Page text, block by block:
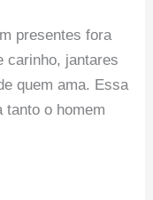
presentes fora
carinho, jantares
quem ama. Essa
tanto o homem